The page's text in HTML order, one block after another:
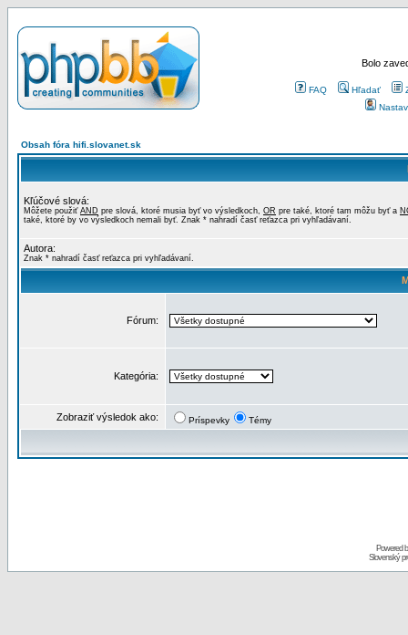
Bolo
FAQ Hľadať
Obsah fóra hifi.slovanet.sk
Kľúčové slová:
Môžete použiť AND pre slová, ktoré musia byť vo výsledkoch, OR pre také, ktoré tam môžu byť a
také, ktoré by vo výsledkoch nemali byť. Znak * nahradí časť reťazca pri vyhľadávaní.
Autora:
Znak * nahradí časť reťazca pri vyhľadávaní.
Fórum:
Kategória:
Zobraziť výsledok ako: Príspevky Témy
Powered
Slovenský